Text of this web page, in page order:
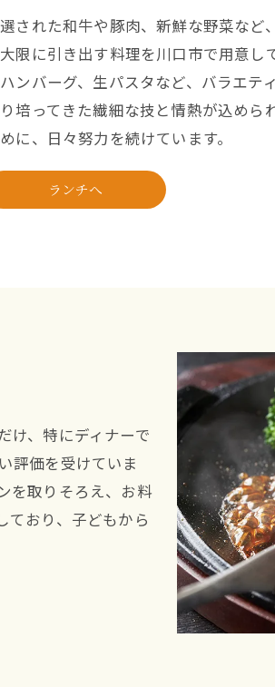
された和牛や豚肉、新鮮な野菜な
限に引き出す料理を川口市で用意
ンバーグ、生パスタなど、バラエ
培ってきた繊細な技と情熱が込め
に、日々努力を続けています。
ランチへ
け、特にディナーで
評価を受けていま
を取りそろえ、お料
ており、子どもから